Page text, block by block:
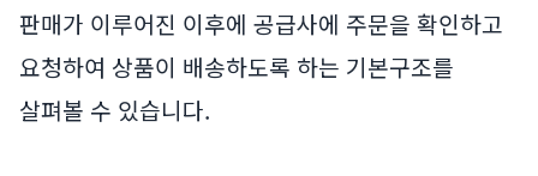
판매가 이루어진 이후에 공급사에 주문을 확인하고
요청하여 상품이 배송하도록 하는 기본구조를
살펴볼 수 있습니다.